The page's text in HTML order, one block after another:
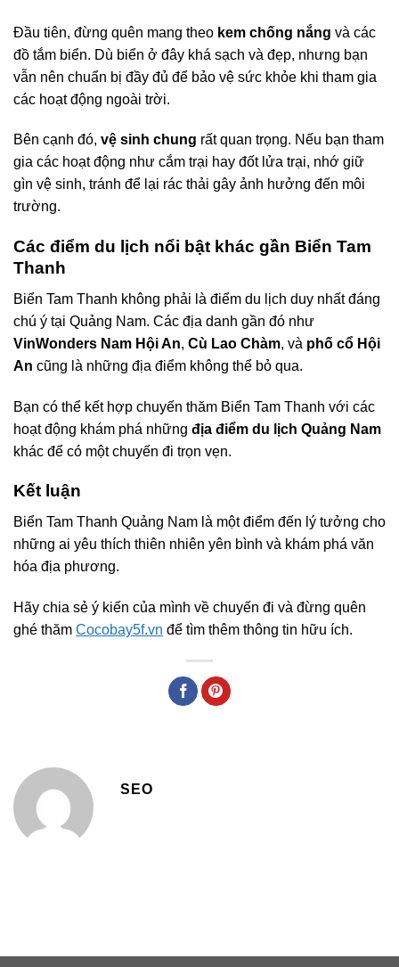
Đầu tiên, đừng quên mang theo kem chống nắng và các
đồ tắm biển. Dù biển ở đây khá sạch và đẹp, nhưng bạn
vẫn nên chuẩn bị đầy đủ để bảo vệ sức khỏe khi tham gia
các hoạt động ngoài trời.
Bên cạnh đó, vệ sinh chung rất quan trọng. Nếu bạn tham
gia các hoạt động như cắm trại hay đốt lửa trại, nhớ giữ
gìn vệ sinh, tránh để lại rác thải gây ảnh hưởng đến môi
trường.
Các điểm du lịch nổi bật khác gần Biển Tam
Thanh
Biển Tam Thanh không phải là điểm du lịch duy nhất đáng
chú ý tại Quảng Nam. Các địa danh gần đó như
VinWonders Nam Hội An, Cù Lao Chàm, và phố cổ Hội
An cũng là những địa điểm không thể bỏ qua.
Bạn có thể kết hợp chuyến thăm Biển Tam Thanh với các
hoạt động khám phá những địa điểm du lịch Quảng Nam
khác để có một chuyến đi trọn vẹn.
Kết luận
Biển Tam Thanh Quảng Nam là một điểm đến lý tưởng cho
những ai yêu thích thiên nhiên yên bình và khám phá văn
hóa địa phương.
Hãy chia sẻ ý kiến của mình về chuyến đi và đừng quên
ghé thăm Cocobay5f.vn để tìm thêm thông tin hữu ích.
SEO